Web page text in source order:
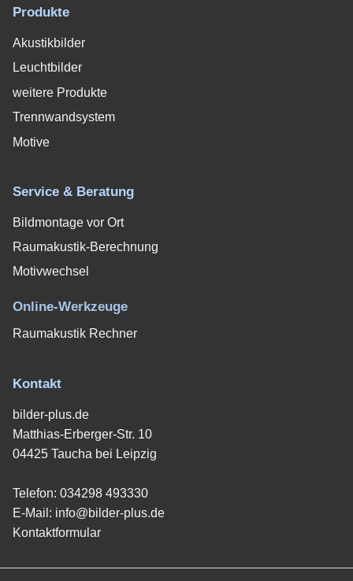
Produkte
Akustikbilder
Leuchtbilder
weitere Produkte
Trennwandsystem
Motive
Service & Beratung
Bildmontage vor Ort
Raumakustik-Berechnung
Motivwechsel
Online-Werkzeuge
Raumakustik Rechner
Kontakt
bilder-plus.de
Matthias-Erberger-Str. 10
04425 Taucha bei Leipzig
Telefon: 034298 493330
E-Mail: info@bilder-plus.de
Kontaktformular